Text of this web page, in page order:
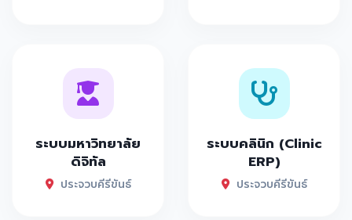
ระบบมหาวิทยาลัย
ดิจิทัล
ประจวบคีรีขันธ์
ระบบคลินิก (Clinic
ERP)
ประจวบคีรีขันธ์